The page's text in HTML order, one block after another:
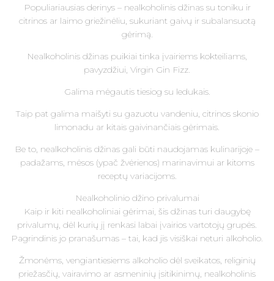
Populiariausias derinys – nealkoholinis džinas su toniku ir
citrinos ar laimo griežinėliu, sukuriant gaivų ir subalansuotą
gėrimą.
Nealkoholinis džinas puikiai tinka įvairiems kokteiliams,
pavyzdžiui, Virgin Gin Fizz.
Galima mėgautis tiesiog su ledukais.
Taip pat galima maišyti su gazuotu vandeniu, citrinos skonio
limonadu ar kitais gaivinančiais gėrimais.
Be to, nealkoholinis džinas gali būti naudojamas kulinarijoje –
padažams, mėsos (ypač žvėrienos) marinavimui ar kitoms
receptų variacijoms.
Nealkoholinio džino privalumai
Kaip ir kiti nealkoholiniai gėrimai, šis džinas turi daugybę
privalumų, dėl kurių jį renkasi labai įvairios vartotojų grupės.
Pagrindinis jo pranašumas – tai, kad jis visiškai neturi alkoholio.
Žmonėms, vengiantiesiems alkoholio dėl sveikatos, religinių
priežasčių, vairavimo ar asmeninių įsitikinimų, nealkoholinis